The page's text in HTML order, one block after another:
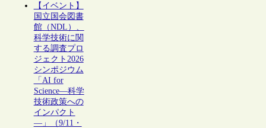
【イベント】
国立国会図書
館（NDL）、
科学技術に関
する調査プロ
ジェクト2026
シンポジウム
「AI for
Science―科学
技術政策への
インパクト
―」（9/11・